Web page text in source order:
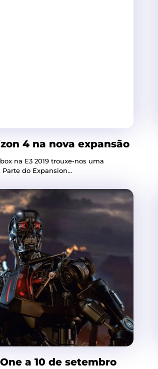
4 na nova expansão
na E3 2019 trouxe-nos uma
adorável nova expansão para Forza Horizon 4. Parte do Expansion...
a 10 de setembro